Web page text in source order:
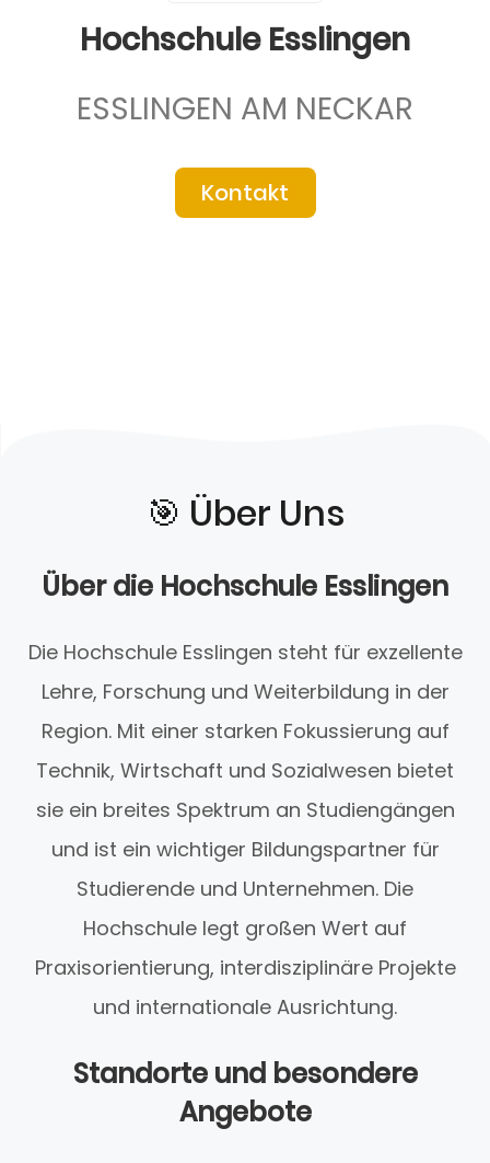
Hochschule Esslingen
ESSLINGEN AM NECKAR
Kontakt
🎯️ Über Uns
Über die Hochschule Esslingen
Die Hochschule Esslingen steht für exzellente
Lehre, Forschung und Weiterbildung in der
Region. Mit einer starken Fokussierung auf
Technik, Wirtschaft und Sozialwesen bietet
sie ein breites Spektrum an Studiengängen
und ist ein wichtiger Bildungspartner für
Studierende und Unternehmen. Die
Hochschule legt großen Wert auf
Praxisorientierung, interdisziplinäre Projekte
und internationale Ausrichtung.
Standorte und besondere
Angebote